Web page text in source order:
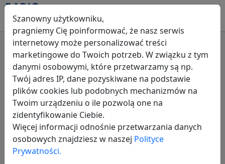
Gry
Wszystkie ogłoszenia Gry
Nic nie znaleziono
Dodaj ogłoszenie
Szanowny użytkowniku,
pragniemy Cię poinformować, że nasz serwis
internetowy może personalizować treści
marketingowe do Twoich potrzeb. W związku z tym
danymi osobowymi, które przetwarzamy są np.
Twój adres IP, dane pozyskiwane na podstawie
plików cookies lub podobnych mechanizmów na
Twoim urządzeniu o ile pozwolą one na
zidentyfikowanie Ciebie.
Więcej informacji odnośnie przetwarzania danych
osobowych znajdziesz w naszej Polityce
Prywatności.